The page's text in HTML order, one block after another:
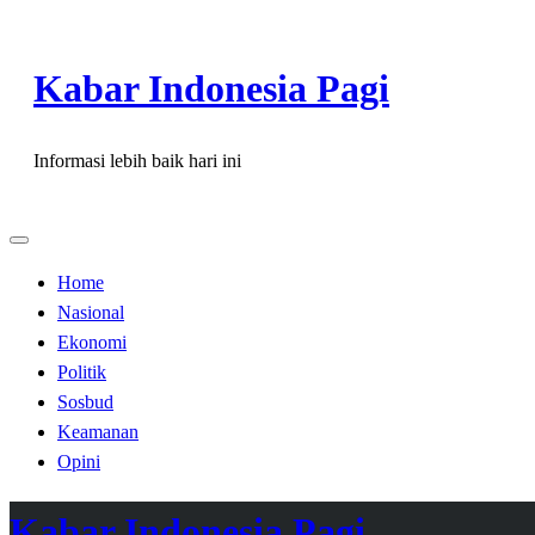
content
Kabar Indonesia Pagi
Informasi lebih baik hari ini
Home
Nasional
Ekonomi
Politik
Sosbud
Keamanan
Opini